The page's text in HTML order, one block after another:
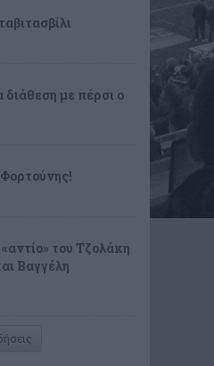
διάθεση με πέρσι ο
του Τζολάκη
Βαγγέλη